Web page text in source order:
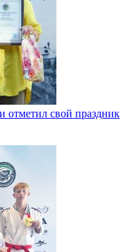
отметил свой праздник